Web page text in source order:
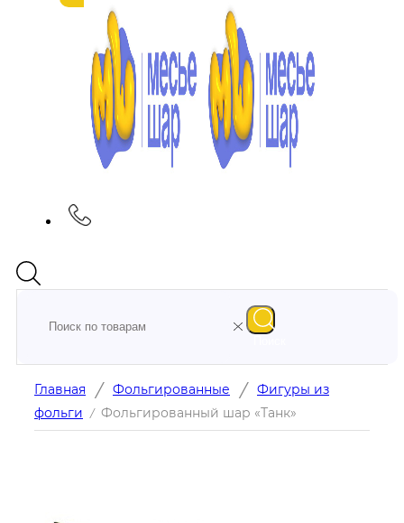
Главная / Фольгированные / Фигуры из
фольги / Фольгированный шар «Танк»